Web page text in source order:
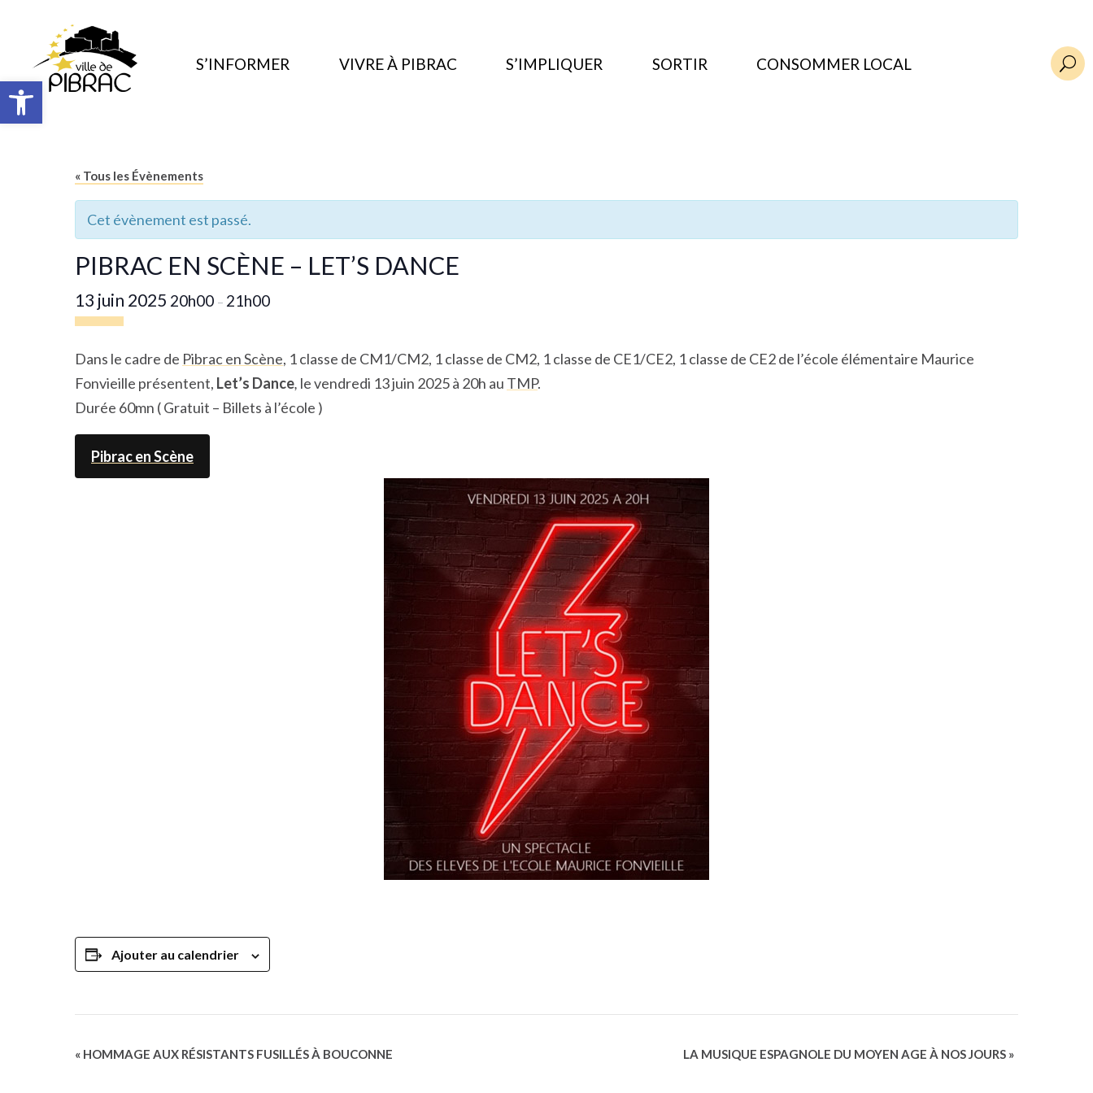
Ouvrir la barre d’outils
S’INFORMER VIVRE À PIBRAC S’IMPLIQUER SORTIR CONSOMMER LOCAL U
« Tous les Évènements
Cet évènement est passé.
PIBRAC EN SCÈNE – LET’S DANCE
13 juin 2025 20h00 – 21h00
Dans le cadre de Pibrac en Scène, 1 classe de CM1/CM2, 1 classe de CM2, 1 classe de CE1/CE2, 1 classe de CE2 de l’école élémentaire Maurice
Fonvieille présentent, Let’s Dance, le vendredi 13 juin 2025 à 20h au TMP.
Durée 60mn ( Gratuit – Billets à l’école )
Pibrac en Scène
Ajouter au calendrier
Navigation
« HOMMAGE AUX RÉSISTANTS FUSILLÉS À BOUCONNE LA MUSIQUE ESPAGNOLE DU MOYEN AGE À NOS JOURS »